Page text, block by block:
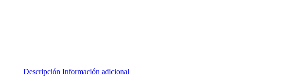
Descripción Información adicional